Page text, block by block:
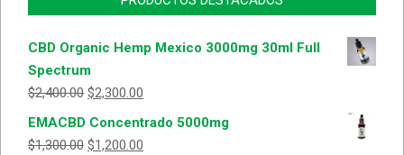
CBD Organic Hemp Mexico 3000mg 30ml Full
Spectrum
$2,400.00 $2,300.00
EMACBD Concentrado 5000mg
$1,300.00 $1,200.00